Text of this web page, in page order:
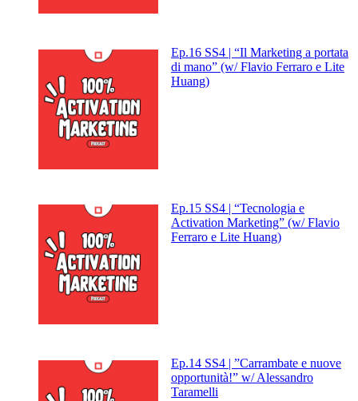
Ep.16 SS4 | “Il Marketing a portata
di mano” (w/ Flavio Ferraro e Lite
Huang)
Ep.15 SS4 | “Tecnologia e
Activation Marketing” (w/ Flavio
Ferraro e Lite Huang)
Ep.14 SS4 | ”Carrambate e nuove
opportunità!” w/ Alessandro
Taramelli